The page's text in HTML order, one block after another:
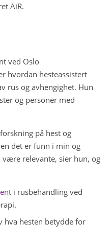
AiR.
ved Oslo
hvordan hesteassistert
rus og avhengighet. Hun
og personer med
på hest og
det er funn i min og
relevante, sier hun, og
i rusbehandling ved
hva hesten betydde for